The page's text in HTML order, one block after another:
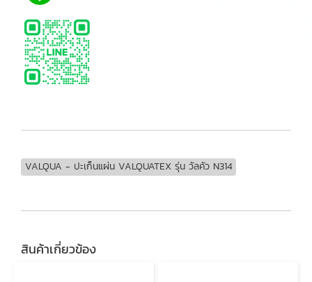
VALQUA - ปะเก็นแผ่น VALQUATEX รุ่น วัลคัว N314
สินค้าเกี่ยวข้อง